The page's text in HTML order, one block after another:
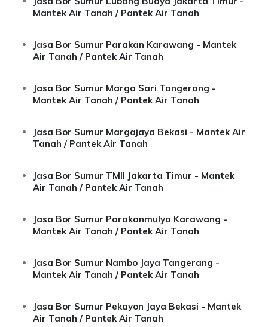
Mantek Air Tanah / Pantek Air Tanah
Jasa Bor Sumur Parakan Karawang - Mantek
Air Tanah / Pantek Air Tanah
Jasa Bor Sumur Marga Sari Tangerang -
Mantek Air Tanah / Pantek Air Tanah
Jasa Bor Sumur Margajaya Bekasi - Mantek Air
Tanah / Pantek Air Tanah
Jasa Bor Sumur TMII Jakarta Timur - Mantek
Air Tanah / Pantek Air Tanah
Jasa Bor Sumur Parakanmulya Karawang -
Mantek Air Tanah / Pantek Air Tanah
Jasa Bor Sumur Nambo Jaya Tangerang -
Mantek Air Tanah / Pantek Air Tanah
Jasa Bor Sumur Pekayon Jaya Bekasi - Mantek
Air Tanah / Pantek Air Tanah